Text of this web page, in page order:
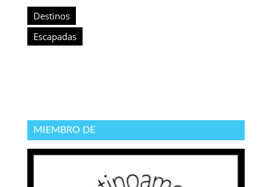
Destinos
Escapadas
MIEMBRO DE